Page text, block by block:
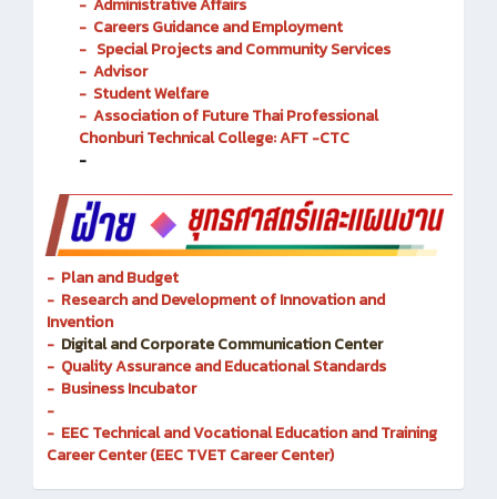
- Student Activities
- Administrative Affairs
- Careers Guidance and Employment
-Special Projects and Community Services
- Advisor
- Student Welfare
-Association of Future Thai Professional
Chonburi Technical College: AFT -CTC
-
- Plan and Budget
- Research and Development of Innovation and
Invention
- Digital and Corporate Communication Center
- Quality Assurance and Educational Standards
- Business Incubator
-
- EEC Technical and Vocational Education and Training
Career Center (EEC TVET Career Center)